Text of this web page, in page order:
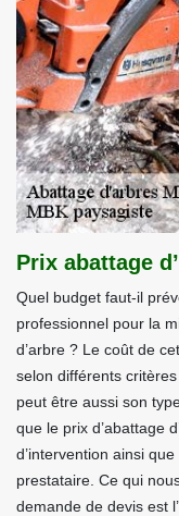
Prix abattage
Quel budget faut-il
professionnel pour la
d’arbre ? Le coût de
selon différents
peut être aussi son
que le prix d’abattage
d’intervention ainsi
prestataire. Ce qui
demande de devis est